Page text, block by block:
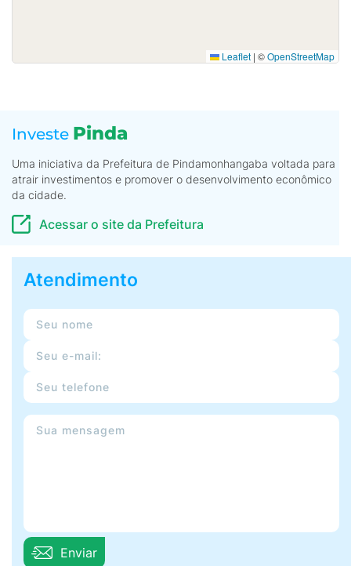
Leaflet | ©OpenStreetMap
Investe Pinda
Uma iniciativa da Prefeitura de Pindamonhangaba voltada para
atrair investimentos e promover o desenvolvimento econômico
da cidade.
Acessar o site da Prefeitura
Atendimento
Enviar